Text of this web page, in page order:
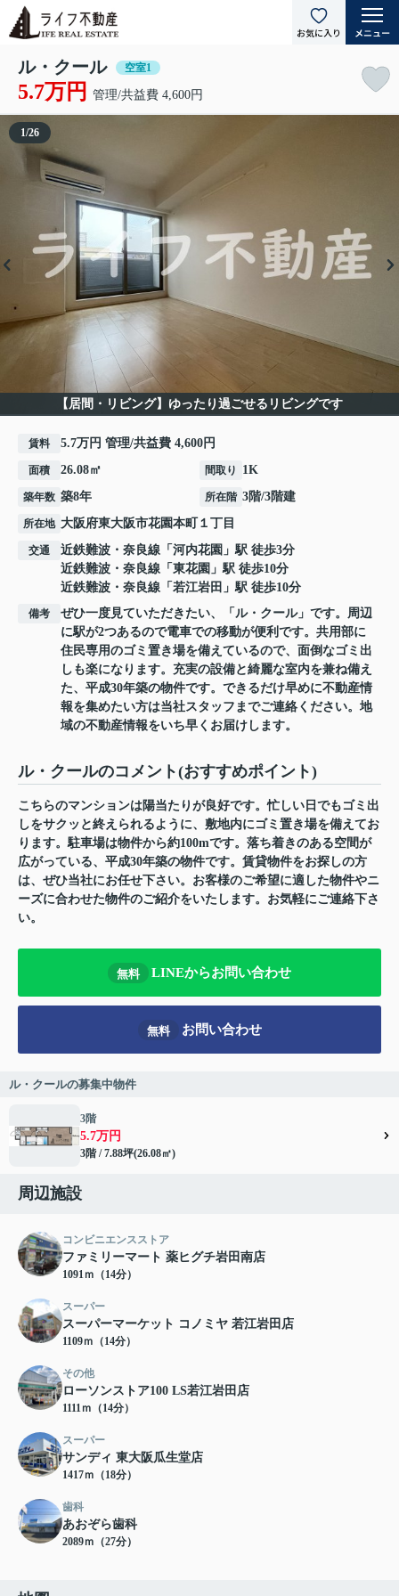
ル・クール 空室1
5.7万円 管理/共益費 4,600円
【居間・リビング】ゆったり過ごせるリビングです
1/26
賃料 5.7万円 管理/共益費 4,600円
面積 26.08㎡ 間取り 1K
築年数 築8年 所在階 3階/3階建
所在地 大阪府東大阪市花園本町 １丁目
交通 近鉄難波・奈良線 「 河内花園 」駅 徒歩3分
近鉄難波・奈良線 「 東花園 」駅 徒歩10分
近鉄難波・奈良線 「 若江岩田 」駅 徒歩10分
備考
ぜひ一度見ていただきたい、「ル・クール」です。周辺
に駅が2つあるので電車での移動が便利です。共用部に
住民専用のゴミ置き場を備えているので、面倒なゴミ出
しも楽になります。充実の設備と綺麗な室内を兼ね備え
た、平成30年築の物件です。できるだけ早めに不動産情
報を集めたい方は当社スタッフまでご連絡ください。地
域の不動産情報をいち早くお届けします。
ル・クールのコメント(おすすめポイント)
こちらのマンションは陽当たりが良好です。忙しい日でもゴミ出
しをサクッと終えられるように、敷地内にゴミ置き場を備えてお
ります。駐車場は物件から約100mです。落ち着きのある空間が
広がっている、平成30年築の物件です。賃貸物件をお探しの方
は、ぜひ当社にお任せ下さい。お客様のご希望に適した物件やニ
ーズに合わせた物件のご紹介をいたします。お気軽にご連絡下さ
い。
無料 LINEからお問い合わせ
無料 お問い合わせ
ル・クールの募集中物件
3階
5.7万円
3階 / 7.88坪(26.08㎡)
周辺施設
コンビニエンスストア
ファミリーマート 薬ヒグチ岩田南店
1091ｍ（14分）
スーパー
スーパーマーケット コノミヤ 若江岩田店
1109ｍ（14分）
その他
ローソンストア100 LS若江岩田店
1111ｍ（14分）
スーパー
サンディ 東大阪瓜生堂店
1417ｍ（18分）
歯科
あおぞら歯科
2089ｍ（27分）